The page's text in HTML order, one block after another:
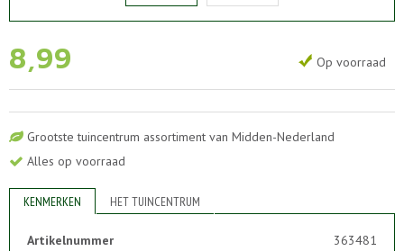
8,99 Op voorraad
Grootste tuincentrum assortiment van Midden-Nederland
Alles op voorraad
KENMERKEN HET TUINCENTRUM
Artikelnummer
363481